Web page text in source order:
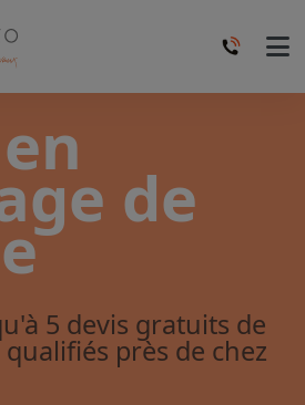
de
5 devis gratuits de
près de chez